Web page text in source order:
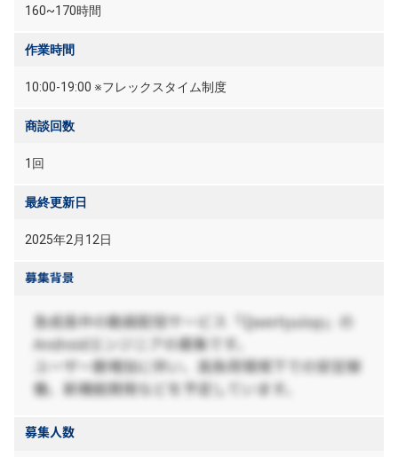
160~170時間
作業時間
10:00-19:00 ※フレックスタイム制度
商談回数
1回
最終更新日
2025年2月12日